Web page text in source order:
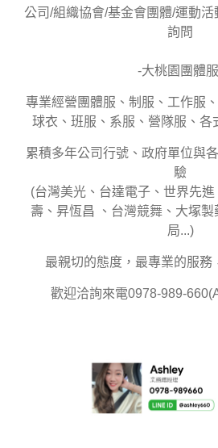
公司/組織協會/基金會團體/運動
詢問
-大桃園團體
專業經營團體服、制服、工作服
球衣、班服、系服、營隊服、各
累積多年公司行號、政府單位與
驗
(台灣美光、台達電子、世界先
壽、昇恆昌 、台灣競舞、大塚
局...)
最親切的態度，最專業的服務
歡迎洽詢來電0978-989-